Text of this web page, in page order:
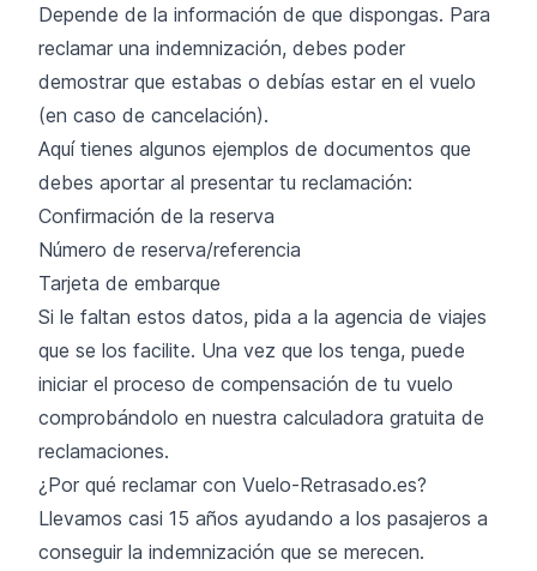
Depende de la información de que dispongas. Para
reclamar una indemnización, debes poder
demostrar que estabas o debías estar en el vuelo
(en caso de cancelación).
Aquí tienes algunos ejemplos de documentos que
debes aportar al presentar tu reclamación:
Confirmación de la reserva
Número de reserva/referencia
Tarjeta de embarque
Si le faltan estos datos, pida a la agencia de viajes
que se los facilite. Una vez que los tenga, puede
iniciar el proceso de compensación de tu vuelo
comprobándolo en nuestra calculadora gratuita de
reclamaciones.
¿Por qué reclamar con Vuelo-Retrasado.es?
Llevamos casi 15 años ayudando a los pasajeros a
conseguir la indemnización que se merecen.